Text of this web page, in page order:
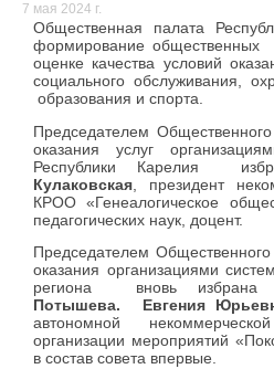
7 мая 2024 г.
Общественная палата
формирование общественных
оценке качества условий
социального обслуживания,
образования и спорта.
Председателем
оказания услуг
Республики Карелия
Кулаковская , президент
КРОО «Генеалогическое
педагогических наук, доцент.
Председателем
оказания организациями
региона вновь
Потышева.
Евгения
автономной
организации мероприятий
в состав совета впервые.